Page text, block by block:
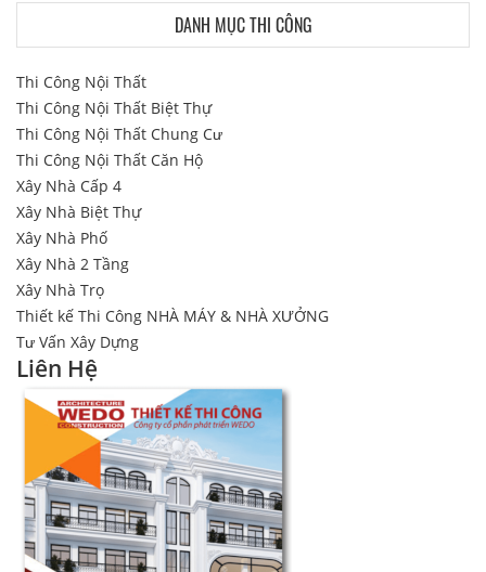
DANH MỤC THI CÔNG
Thi Công Nội Thất
Thi Công Nội Thất Biệt Thự
Thi Công Nội Thất Chung Cư
Thi Công Nội Thất Căn Hộ
Xây Nhà Cấp 4
Xây Nhà Biệt Thự
Xây Nhà Phố
Xây Nhà 2 Tầng
Xây Nhà Trọ
Thiết kế Thi Công NHÀ MÁY & NHÀ XƯỞNG
Tư Vấn Xây Dựng
Liên Hệ